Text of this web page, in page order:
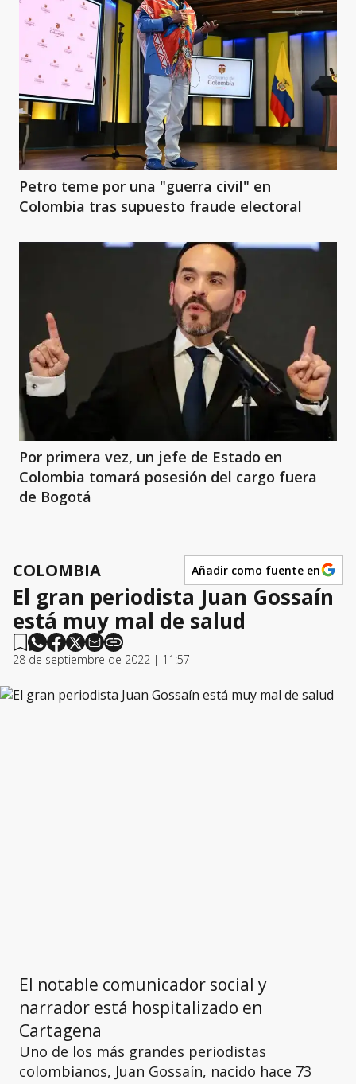
Petro teme por una "guerra civil" en
Colombia tras supuesto fraude electoral
Por primera vez, un jefe de Estado en
Colombia tomará posesión del cargo fuera
de Bogotá
COLOMBIA Añadir como fuente en
El gran periodista Juan Gossaín
está muy mal de salud
28 de septiembre de 2022 | 11:57
El notable comunicador social y
narrador está hospitalizado en
Cartagena
Uno de los más grandes periodistas
colombianos, Juan Gossaín, nacido hace 73